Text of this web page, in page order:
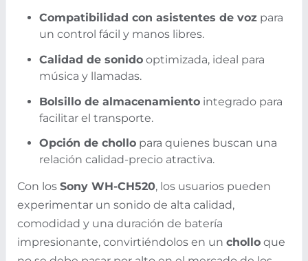
Compatibilidad con asistentes de voz para
un control fácil y manos libres.
Calidad de sonido optimizada, ideal para
música y llamadas.
Bolsillo de almacenamiento integrado para
facilitar el transporte.
Opción de chollo para quienes buscan una
relación calidad-precio atractiva.
Con los Sony WH-CH520, los usuarios pueden
experimentar un sonido de alta calidad,
comodidad y una duración de batería
impresionante, convirtiéndolos en un chollo que